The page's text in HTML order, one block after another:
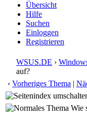
Übersicht
Hilfe
Suchen
Einloggen
Registrieren
WSUS.DE ›
auf?
‹ Vorheriges Thema |
Wie